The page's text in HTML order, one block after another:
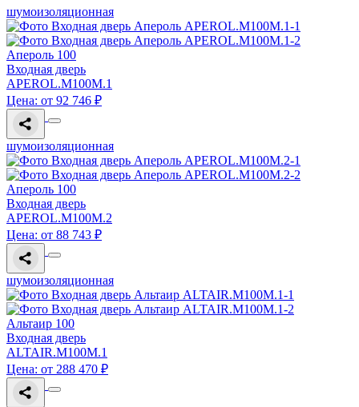
шумоизоляционная
Апероль 100
Входная дверь
APEROL.M100M.1
Цена: от 92 746 ₽
шумоизоляционная
Апероль 100
Входная дверь
APEROL.M100M.2
Цена: от 88 743 ₽
шумоизоляционная
Альтаир 100
Входная дверь
ALTAIR.M100M.1
Цена: от 288 470 ₽